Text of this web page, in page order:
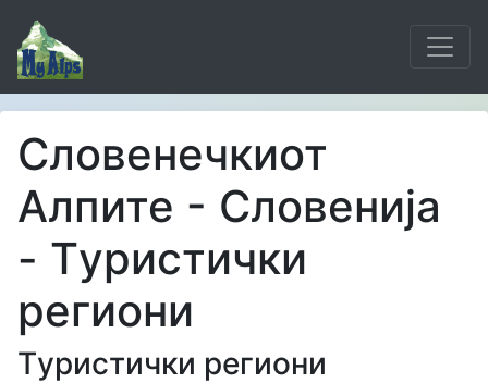
Словенечкиот
Алпите - Словенија
- Tуристички
региони
Tуристички региони